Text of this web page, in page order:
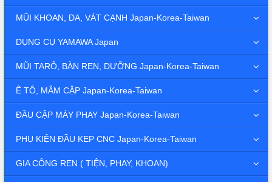
MŨI KHOAN, DA, VÁT CẠNH Japan-Korea-Taiwan
DỤNG CỤ YAMAWA Japan
MŨI TARÔ, BÀN REN, DƯỠNG Japan-Korea-Taiwan
Ê TÔ, MÂM CẶP Japan-Korea-Taiwan
ĐẦU CẶP MÁY PHAY Japan-Korea-Taiwan
PHỤ KIỆN ĐẦU KẸP CNC Japan-Korea-Taiwan
GIA CÔNG REN ( TIỆN, PHAY, KHOAN)